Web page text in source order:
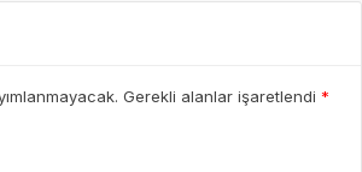
Gerekli alanlar işaretlendi *